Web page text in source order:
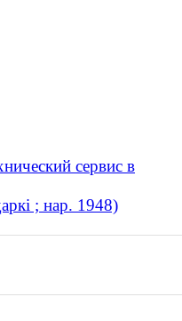
сервис в
; нар. 1948)